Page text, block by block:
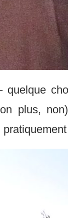
plus,